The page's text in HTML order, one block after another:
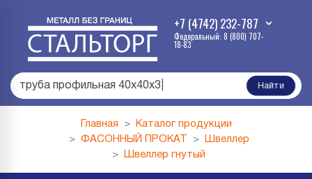
+7 (4742) 232-787
Федеральный: 8 (800) 707-
18-83
труба профильная 40х40х3 Найти
Главная
Каталог продукции
ФАСОННЫЙ ПРОКАТ
Швеллер
Швеллер гнутый